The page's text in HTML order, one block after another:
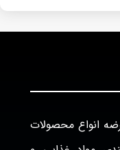
انواع محصولات